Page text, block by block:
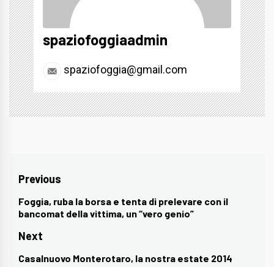
spaziofoggiaadmin
spaziofoggia@gmail.com
Navigazione
articoli
Previous
Previous
post:
Foggia, ruba la borsa e tenta di prelevare con il
bancomat della vittima, un “vero genio”
Next
Next
Casalnuovo Monterotaro, la nostra estate 2014